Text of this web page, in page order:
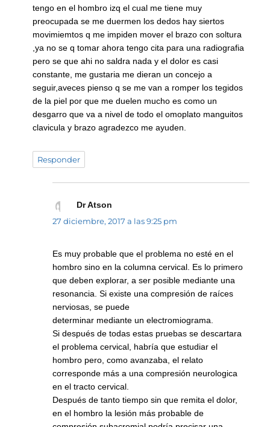
tengo en el hombro izq el cual me tiene muy
preocupada se me duermen los dedos hay siertos
movimiemtos q me impiden mover el brazo con soltura
,ya no se q tomar ahora tengo cita para una radiografia
pero se que ahi no saldra nada y el dolor es casi
constante, me gustaria me dieran un concejo a
seguir,aveces pienso q se me van a romper los tegidos
de la piel por que me duelen mucho es como un
desgarro que va a nivel de todo el omoplato manguitos
clavicula y brazo agradezco me ayuden.
Responder
Dr Atson
27 diciembre, 2017 a las 9:25 pm
Es muy probable que el problema no esté en el
hombro sino en la columna cervical. Es lo primero
que deben explorar, a ser posible mediante una
resonancia. Si existe una compresión de raíces
nerviosas, se puede
determinar mediante un electromiograma.
Si después de todas estas pruebas se descartara
el problema cervical, habría que estudiar el
hombro pero, como avanzaba, el relato
corresponde más a una compresión neurologica
en el tracto cervical.
Después de tanto tiempo sin que remita el dolor,
en el hombro la lesión más probable de